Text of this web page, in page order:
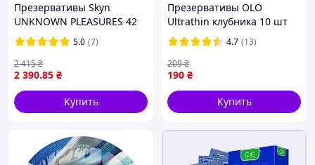
Презервативы Skyn
UNKNOWN PLEASURES 42
шт (коробка) безлатексные
разные виды
5.0 (7)
2 390.85 ₴
2 415₴
Купить
Презервативы OLO
Ultrathin клубника 10 шт
ультратонкие для
орального и вагинального
секса с гиалуроновой
смазкой
4.7 (13)
190 ₴
209₴
Купить